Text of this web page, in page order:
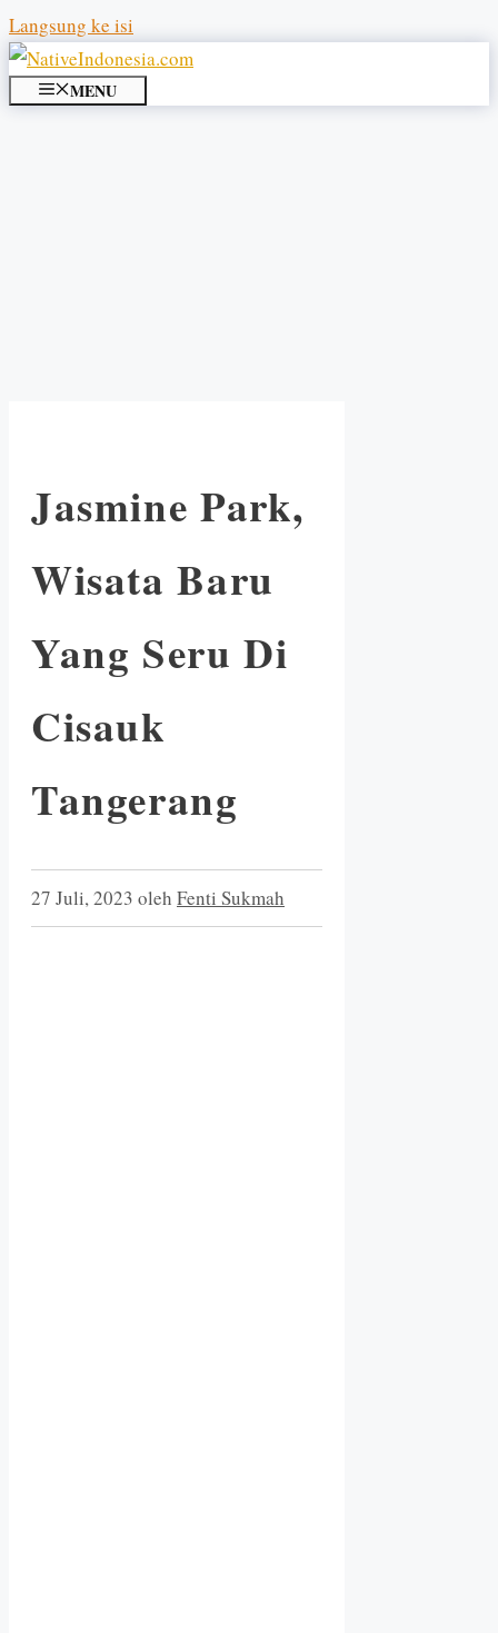
Langsung ke isi
MENU
Jasmine Park,
Wisata Baru
Yang Seru Di
Cisauk
Tangerang
27 Juli, 2023 oleh Fenti Sukmah